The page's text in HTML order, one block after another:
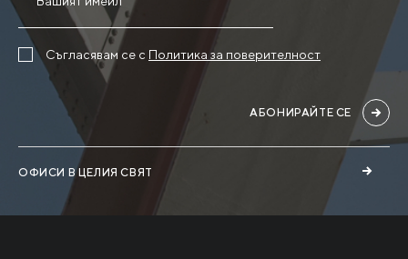
ОФИСИ В ЦЕЛИЯ СВЯТ
Съгласявам се с Политика за поверителност
АБОНИРАЙТЕ СЕ